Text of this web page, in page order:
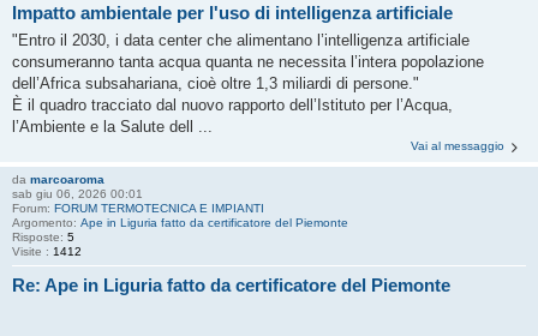
Impatto ambientale per l'uso di intelligenza artificiale
"Entro il 2030, i data center che alimentano l’intelligenza artificiale
consumeranno tanta acqua quanta ne necessita l’intera popolazione
dell’Africa subsahariana, cioè oltre 1,3 miliardi di persone."
È il quadro tracciato dal nuovo rapporto dell’Istituto per l’Acqua,
l’Ambiente e la Salute dell ...
Vai al messaggio
da marcoaroma
sab giu 06, 2026 00:01
Forum: FORUM TERMOTECNICA E IMPIANTI
Argomento: Ape in Liguria fatto da certificatore del Piemonte
Risposte: 5
Visite : 1412
Re: Ape in Liguria fatto da certificatore del Piemonte